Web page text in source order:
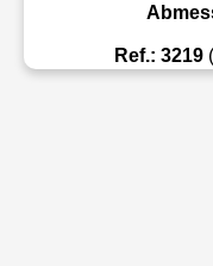
Ref.: 3219